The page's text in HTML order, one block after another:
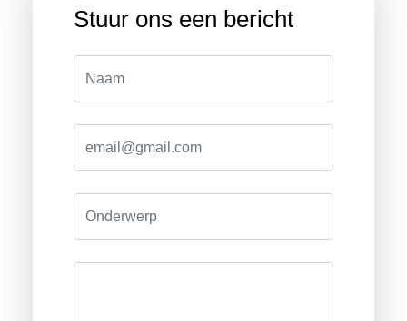
Stuur ons een bericht